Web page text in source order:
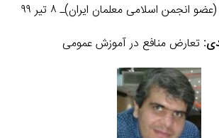
(عضو انجمن اسلامی معلمان ایران)‏ـ ۸ تیر ۹۹
تعارض منافع در آموزش عمومی